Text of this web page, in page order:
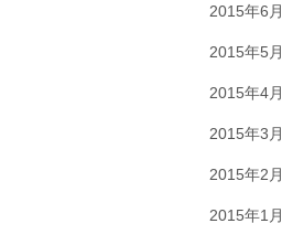
2015年6月
2015年5月
2015年4月
2015年3月
2015年2月
2015年1月